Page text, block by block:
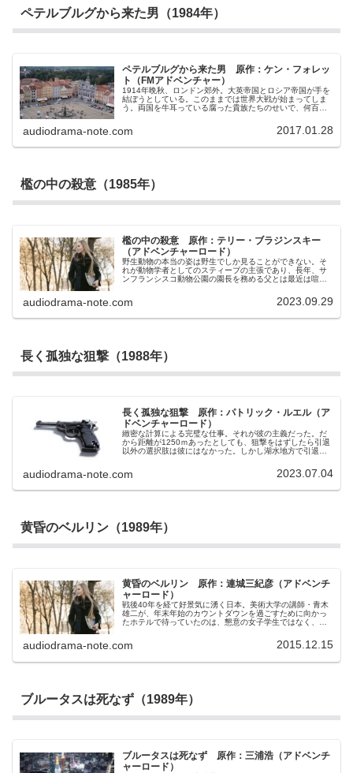
自然だった。そして、もう一つは、DC-10に3基搭載されて
いるエンジンのうちの1基である第3エンジンの調子。「第
3エンジンは慢性的に温度上昇の傾向にあり。燃料制御装置
を交換。試運転の結果はOK」直前の整備状況を示す航空日
ペテルブルグから来た男（1984年）
ペテルブルグから来た男 原作：ケン・フォレッ
ト（FMアドベンチャー）
1914年晩秋、ロンドン郊外。大英帝国とロシア帝国が手を
結ぼうとしている。このままでは世界大戦が始まってしま
う。両国を牛耳っている腐った貴族たちのせいで、何百万
としても避けなければならない。大丈夫。作戦は順調だ。
御者に化けて乗っ取ったこの馬車には、交渉の英国代表で
オルロフ公爵が乗っている。英国領内でオルロフ公爵が死
を撃ち込めばすべてが終わる！「誰よ！何する
の！！」！！！なぜだ、なぜ彼女がそこにいるのだ！
audiodrama-note.com 2017.01.28
檻の中の殺意（1985年）
檻の中の殺意 原作：テリー・ブラジンスキー
（アドベンチャーロード）
野生動物の本当の姿は野生でしか見ることができない。そ
れが動物学者としてのスティーブの主張であり、長年、サ
ンフランシスコ動物公園の園長を務める父とは最近は喧嘩
って改めて感じるのは、自分の原点はやはりこの動物園で
あったということ。何より動物が好きだし、動物園もより
が、着任早々、カモシカが不審な死を遂げる。そして送ら
い。カモシカは解放された。次はどの天使の番かな」
audiodrama-note.com 2023.09.29
長く孤独な狙撃（1988年）
長く孤独な狙撃 原作：パトリック・ルエル（ア
ドベンチャーロード）
緻密な計算による完璧な仕事。それが彼の主義だった。だ
から距離が1250ｍあったとしても、狙撃をはずしたら引退
以外の選択肢は彼にはなかった。しかし湖水地方で引退後
またま親しくなった女性の父親が、彼の最後の仕事（失敗
したロングキル）の標的と同一人物だったのだ。こんな偶
ていたのか、そしてこれから何かが起きるのか。
audiodrama-note.com 2023.07.04
黄昏のベルリン（1989年）
黄昏のベルリン 原作：連城三紀彦（アドベンチ
ャーロード）
戦後40年を経て好景気に湧く日本。美術大学の講師・青木
雄二が、年末年始のカウントダウンを過ごすために向かっ
たホテルで待っていたのは、懇意の女子学生ではなく、エ
れる容姿を持った日本人の男と、日本人と遜色ない日本語
を話すドイツ女との出会い。女は男に謎めいた言葉を伝え
なげし』という絵に描かれている女性とそっくりの女性が
か。
audiodrama-note.com 2015.12.15
ブルータスは死なず（1989年）
ブルータスは死なず 原作：三浦浩（アドベンチ
ャーロード）